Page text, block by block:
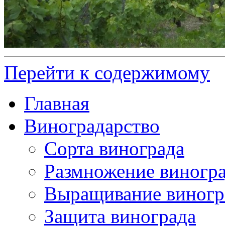
Перейти к содержимому
Главная
Виноградарство
Сорта винограда
Размножение
Выращивание
Защита винограда